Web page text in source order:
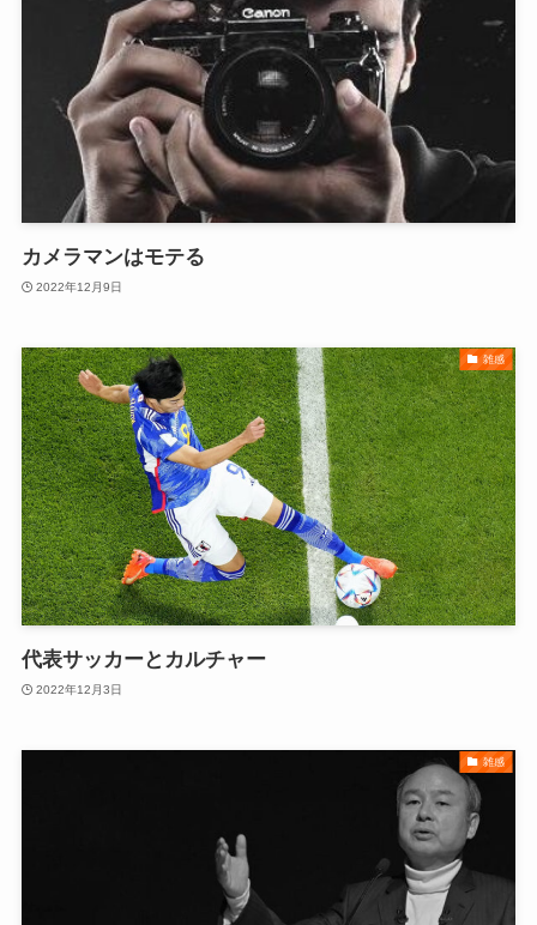
カメラマンはモテる
2022年12月9日
雑感
代表サッカーとカルチャー
2022年12月3日
雑感